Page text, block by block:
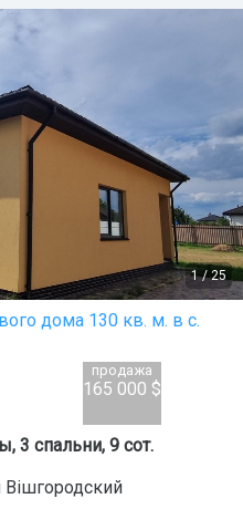
1/25
дома 130 кв. м. в с.
продажа
165 000 $
3 спальни, 9 сот.
Вішгородский